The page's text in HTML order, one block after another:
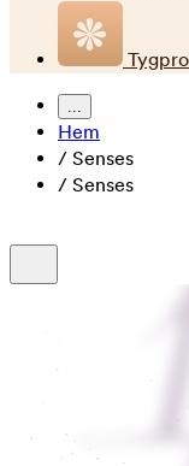
...
Hem
/ Senses
/ Senses